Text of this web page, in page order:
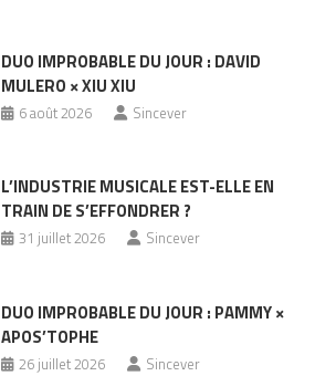
DUO IMPROBABLE DU JOUR : DAVID
MULERO × XIU XIU
6 août 2026 Sincever
L’INDUSTRIE MUSICALE EST-ELLE EN
TRAIN DE S’EFFONDRER ?
31 juillet 2026 Sincever
DUO IMPROBABLE DU JOUR : PAMMY ×
APOS’TOPHE
26 juillet 2026 Sincever